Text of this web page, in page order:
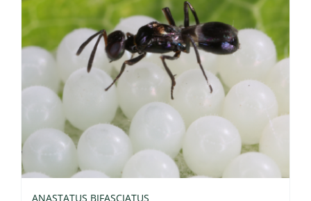
ANASTATUS BIFASCIATUS